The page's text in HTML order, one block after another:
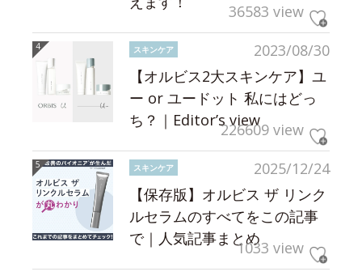
36583 view
2023/08/30
スキンケア
【オルビス2大スキンケア】ユ
ー or ユードット 私にはどっ
ち？｜Editor’s view226609 view
2025/12/24
スキンケア
【保存版】オルビス ザ リンク
ルセラムのすべてをこの記事
で｜人気記事まとめ1033 view